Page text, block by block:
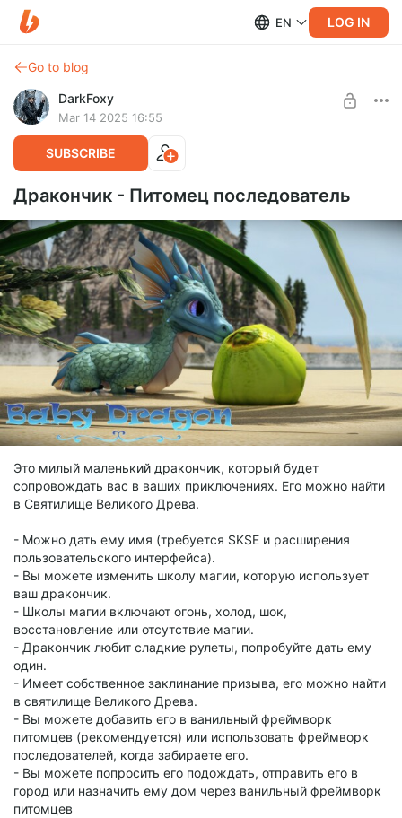
EN LOG IN
Go to blog
DarkFoxy
Mar 14 2025 16:55
SUBSCRIBE
Дракончик - Питомец последователь
Это милый маленький дракончик, который будет
сопровождать вас в ваших приключениях. Его можно найти
в Святилище Великого Древа.
- Можно дать ему имя (требуется SKSE и расширения
пользовательского интерфейса).
- Вы можете изменить школу магии, которую использует
ваш дракончик.
- Школы магии включают огонь, холод, шок,
восстановление или отсутствие магии.
- Дракончик любит сладкие рулеты, попробуйте дать ему
один.
- Имеет собственное заклинание призыва, его можно найти
в святилище Великого Древа.
- Вы можете добавить его в ванильный фреймворк
питомцев (рекомендуется) или использовать фреймворк
последователей, когда забираете его.
- Вы можете попросить его подождать, отправить его в
город или назначить ему дом через ванильный фреймворк
питомцев